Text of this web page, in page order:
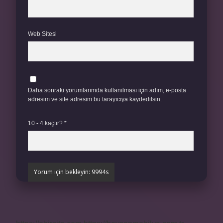
Web Sitesi
Daha sonraki yorumlarımda kullanılması için adım, e-posta
adresim ve site adresim bu tarayıcıya kaydedilsin.
10 - 4 kaçtır? *